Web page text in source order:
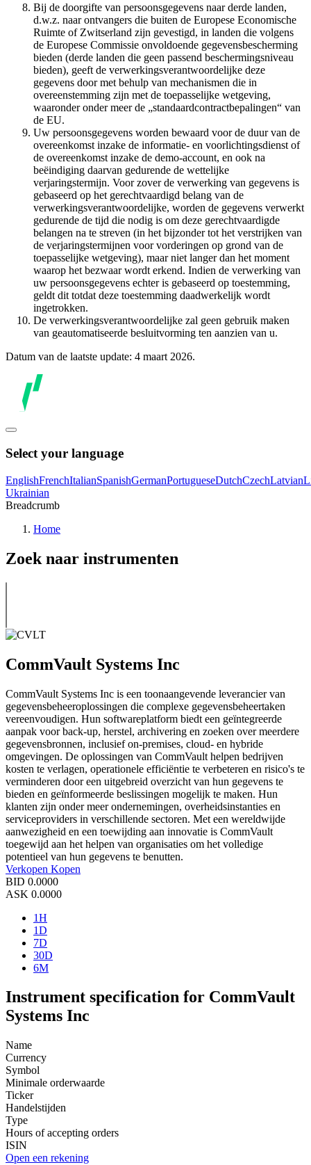
Bij de doorgifte van persoonsgegevens naar derde landen,
d.w.z. naar ontvangers die buiten de Europese Economische
Ruimte of Zwitserland zijn gevestigd, in landen die volgens
de Europese Commissie onvoldoende gegevensbescherming
bieden (derde landen die geen passend beschermingsniveau
bieden), geeft de verwerkingsverantwoordelijke deze
gegevens door met behulp van mechanismen die in
overeenstemming zijn met de toepasselijke wetgeving,
waaronder onder meer de „standaardcontractbepalingen“ van
de EU.
Uw persoonsgegevens worden bewaard voor de duur van de
overeenkomst inzake de informatie- en voorlichtingsdienst of
de overeenkomst inzake de demo-account, en ook na
beëindiging daarvan gedurende de wettelijke
verjaringstermijn. Voor zover de verwerking van gegevens is
gebaseerd op het gerechtvaardigd belang van de
verwerkingsverantwoordelijke, worden de gegevens verwerkt
gedurende de tijd die nodig is om deze gerechtvaardigde
belangen na te streven (in het bijzonder tot het verstrijken van
de verjaringstermijnen voor vorderingen op grond van de
toepasselijke wetgeving), maar niet langer dan het moment
waarop het bezwaar wordt erkend. Indien de verwerking van
uw persoonsgegevens echter is gebaseerd op toestemming,
geldt dit totdat deze toestemming daadwerkelijk wordt
ingetrokken.
De verwerkingsverantwoordelijke zal geen gebruik maken
van geautomatiseerde besluitvorming ten aanzien van u.
Datum van de laatste update: 4 maart 2026.
Select your language
EnglishFrenchItalianSpanishGermanPortugueseDutchCzechLatvian
Ukrainian
Breadcrumb
Home
Zoek naar instrumenten
CommVault Systems Inc
CommVault Systems Inc is een toonaangevende leverancier van
gegevensbeheeroplossingen die complexe gegevensbeheertaken
vereenvoudigen. Hun softwareplatform biedt een geïntegreerde
aanpak voor back-up, herstel, archivering en zoeken over meerdere
gegevensbronnen, inclusief on-premises, cloud- en hybride
omgevingen. De oplossingen van CommVault helpen bedrijven
kosten te verlagen, operationele efficiëntie te verbeteren en risico's te
verminderen door een uitgebreid overzicht van hun gegevens te
bieden en geïnformeerde beslissingen mogelijk te maken. Hun
klanten zijn onder meer ondernemingen, overheidsinstanties en
serviceproviders in verschillende sectoren. Met een wereldwijde
aanwezigheid en een toewijding aan innovatie is CommVault
toegewijd aan het helpen van organisaties om het volledige
potentieel van hun gegevens te benutten.
Verkopen Kopen
BID 0.0000
ASK 0.0000
1H
1D
7D
30D
6M
Instrument specification for CommVault
Systems Inc
Name
Currency
Symbol
Minimale orderwaarde
Ticker
Handelstijden
Type
Hours of accepting orders
ISIN
Open een rekening